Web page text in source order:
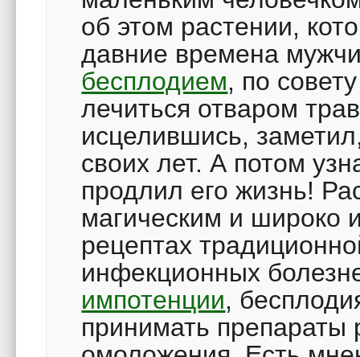
об этом растении,
давние времена
бесплодием, по
лечиться отваром
исцелившись,
своих лет. А потом
продлил его жизнь!
магическим и широко
рецептах
инфекционных
импотенции,
принимать препараты